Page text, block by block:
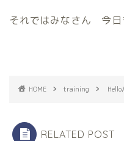
それではみなさん 今日
HOME training
RELATED POST